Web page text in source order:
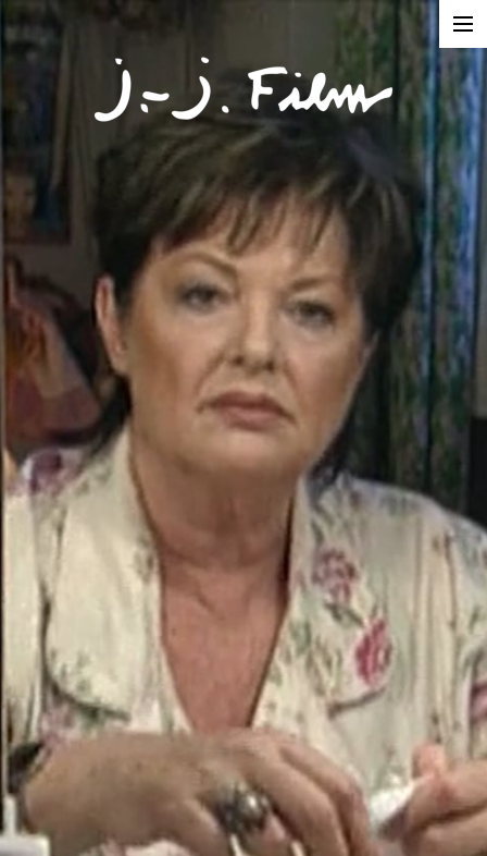
In Production
Projects
Documentaries
Short formats
About
Contact